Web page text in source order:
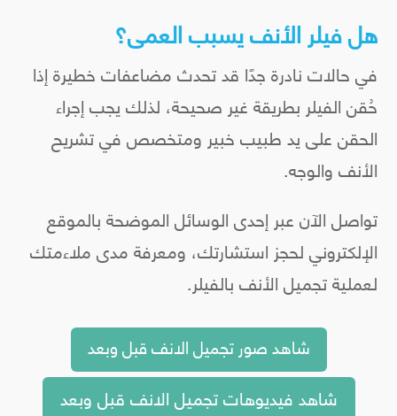
هل فيلر الأنف يسبب العمى؟
في حالات نادرة جدًا قد تحدث مضاعفات خطيرة إذا
حُقن الفيلر بطريقة غير صحيحة، لذلك يجب إجراء
الحقن على يد طبيب خبير ومتخصص في تشريح
الأنف والوجه.
تواصل الآن عبر إحدى الوسائل الموضحة بالموقع
الإلكتروني لحجز استشارتك، ومعرفة مدى ملاءمتك
لعملية تجميل الأنف بالفيلر.
شاهد صور تجميل الانف قبل وبعد
شاهد فيديوهات تجميل الانف قبل وبعد